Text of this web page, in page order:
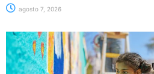
agosto 7, 2026